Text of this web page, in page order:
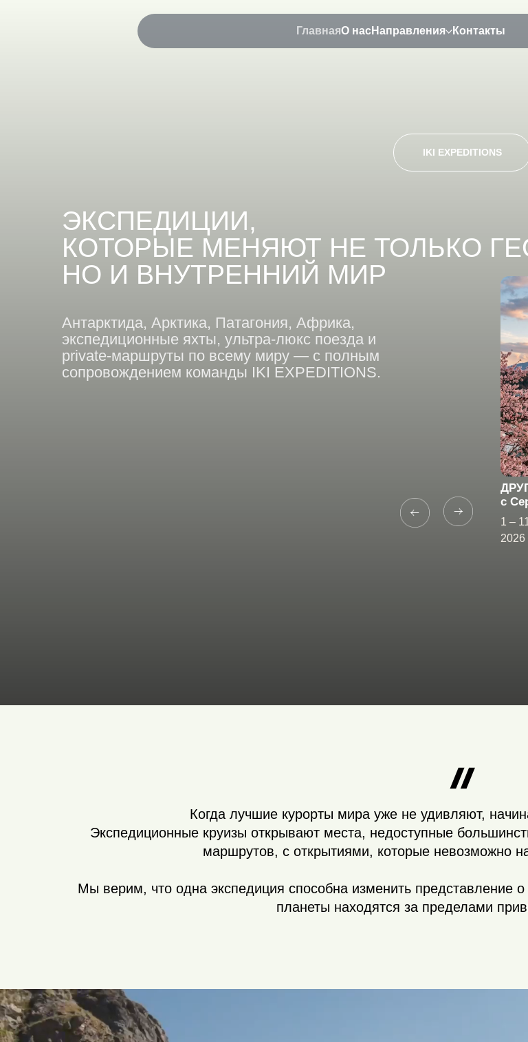
ГлавнаяО насНаправления Контакты
КОТОРЫЕ МЕНЯЮТ НЕ ТОЛЬКО
НО И ВНУТРЕННИЙ МИР
IKI EXPEDITIONS
Антарктида, Арктика, Патагония, Африка,
private-маршруты по всему миру — с полным
сопровождением команды IKI EXPEDITIONS.
ДРУГАЯ
c Cергеем
1 – 11 сентября
Когда лучшие курорты мира уже не удивляют,
Экспедиционные круизы открывают места, недоступные
маршрутов, с открытиями, которые невозможно
Мы верим, что одна экспедиция способна изменить представление
планеты находятся за пределами